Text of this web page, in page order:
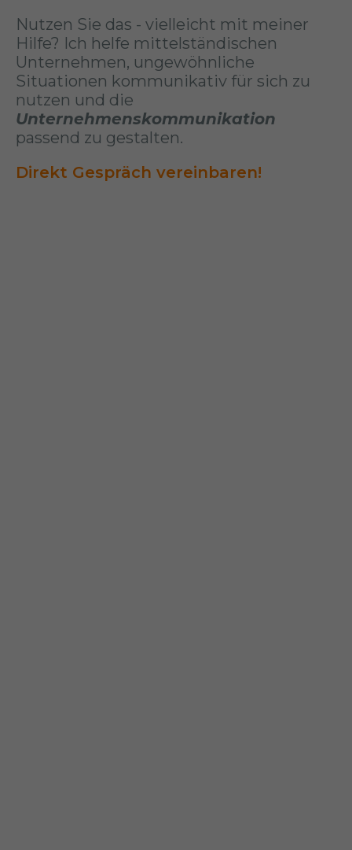
Nutzen Sie das - vielleicht mit meiner
Hilfe? Ich helfe mittelständischen
Unternehmen, ungewöhnliche
Situationen kommunikativ für sich zu
nutzen und die
Unternehmenskommunikation
passend zu gestalten.
Direkt Gespräch vereinbaren!